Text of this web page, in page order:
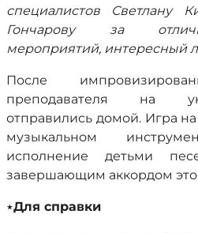
специалистов Светлану
Гончарову за
мероприятий, интересный
После
преподавателя на
отправились домой. Игра
музыкальном
исполнение детьми
завершающим аккордом
٭Для справки